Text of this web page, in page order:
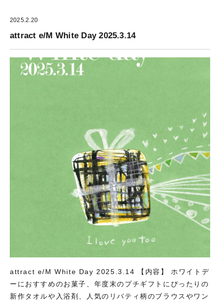
2025.2.20
attract e/M White Day 2025.3.14
attract e/M White Day 2025.3.14 【内容】 ホワイトデ
ーにおすすめのお菓子、年度末のプチギフトにぴったりの
新作タオルや入浴剤、人気のリバティ柄のブラウスやワン